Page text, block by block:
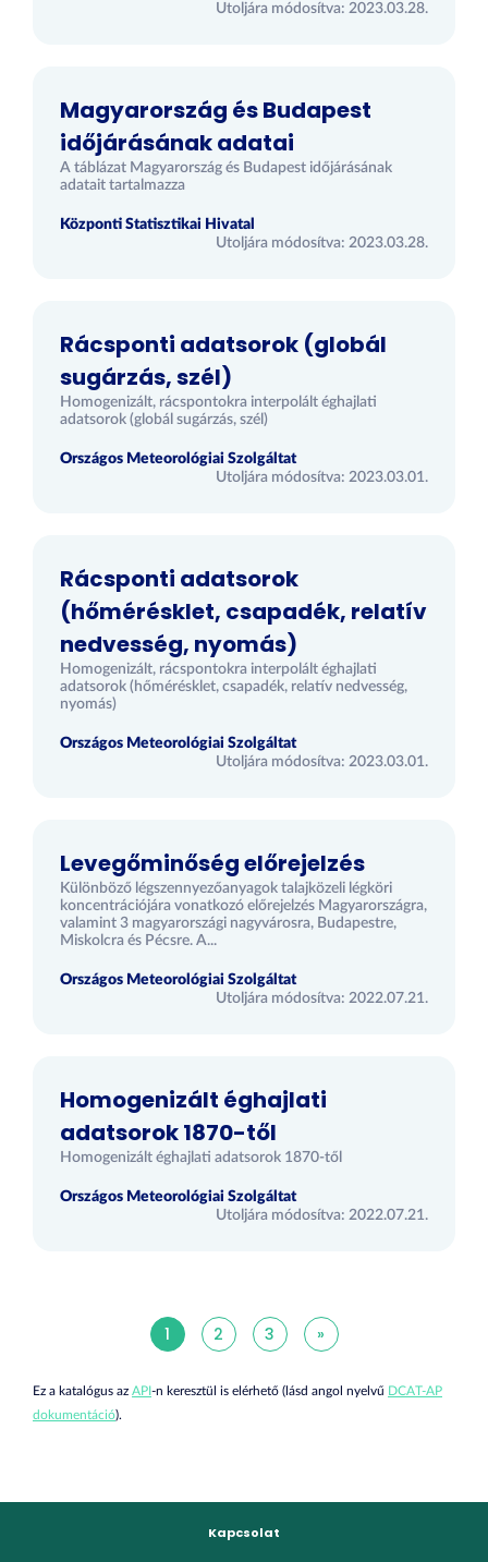
Utoljára módosítva: 2023.03.28.
Magyarország és Budapest
időjárásának adatai
A táblázat Magyarország és Budapest időjárásának
adatait tartalmazza
Központi Statisztikai Hivatal
Utoljára módosítva: 2023.03.28.
Rácsponti adatsorok (globál
sugárzás, szél)
Homogenizált, rácspontokra interpolált éghajlati
adatsorok (globál sugárzás, szél)
Országos Meteorológiai Szolgáltat
Utoljára módosítva: 2023.03.01.
Rácsponti adatsorok
(hőmérésklet, csapadék, relatív
nedvesség, nyomás)
Homogenizált, rácspontokra interpolált éghajlati
adatsorok (hőmérésklet, csapadék, relatív nedvesség,
nyomás)
Országos Meteorológiai Szolgáltat
Utoljára módosítva: 2023.03.01.
Levegőminőség előrejelzés
Különböző légszennyezőanyagok talajközeli légköri
koncentrációjára vonatkozó előrejelzés Magyarországra,
valamint 3 magyarországi nagyvárosra, Budapestre,
Miskolcra és Pécsre. A...
Országos Meteorológiai Szolgáltat
Utoljára módosítva: 2022.07.21.
Homogenizált éghajlati
adatsorok 1870-től
Homogenizált éghajlati adatsorok 1870-től
Országos Meteorológiai Szolgáltat
Utoljára módosítva: 2022.07.21.
1 2 3 »
Ez a katalógus az API-n keresztül is elérhető (lásd angol nyelvű DCAT-AP
dokumentáció).
Kapcsolat